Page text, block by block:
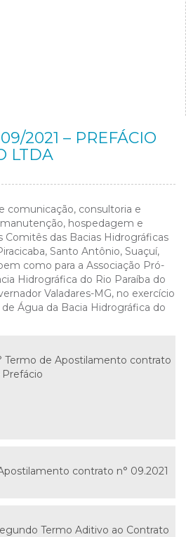
2021 – PREFÁCIO
LTDA
comunicação, consultoria e
hospedagem e
Comitês das Bacias Hidrográficas
Santo Antônio, Suaçuí,
como para a Associação Pró-
Hidrográfica do Rio Paraíba do
Valadares-MG, no exercício
Água da Bacia Hidrográfica do
Termo de Apostilamento contrato
Prefácio
contrato n° 09.2021
Termo Aditivo ao Contrato